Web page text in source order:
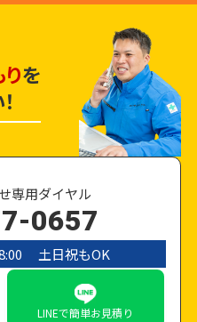
を
専用ダイヤル
0657
土日祝もOK
LINEで簡単お見積り